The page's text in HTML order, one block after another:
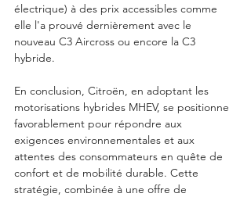
électrique) à des prix accessibles comme
elle l'a prouvé dernièrement avec le
nouveau C3 Aircross ou encore la C3
hybride.
En conclusion, Citroën, en adoptant les
motorisations hybrides MHEV, se positionne
favorablement pour répondre aux
exigences environnementales et aux
attentes des consommateurs en quête de
confort et de mobilité durable. Cette
stratégie, combinée à une offre de